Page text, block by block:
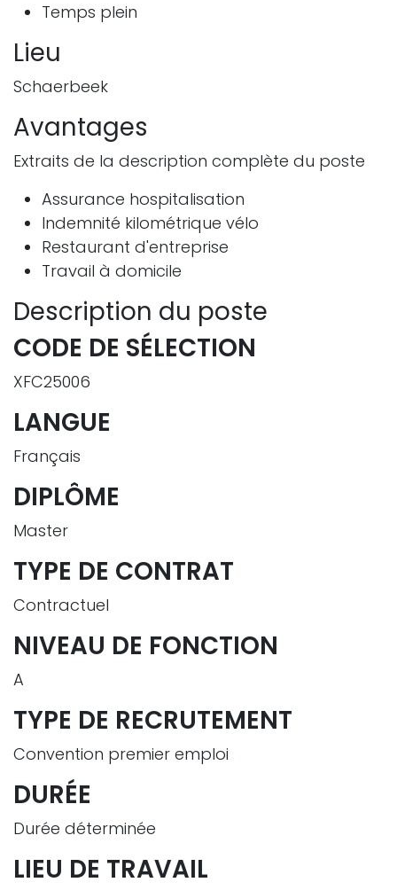
Temps plein
Lieu
Schaerbeek
Avantages
Extraits de la description complète du poste
Assurance hospitalisation
Indemnité kilométrique vélo
Restaurant d'entreprise
Travail à domicile
Description du poste
CODE DE SÉLECTION
XFC25006
LANGUE
Français
DIPLÔME
Master
TYPE DE CONTRAT
Contractuel
NIVEAU DE FONCTION
A
TYPE DE RECRUTEMENT
Convention premier emploi
DURÉE
Durée déterminée
LIEU DE TRAVAIL